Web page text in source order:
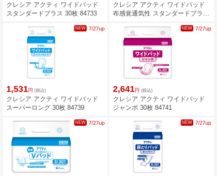
クレシア アクティ ワイドパッド
スタンダードプラス 30枚 84733
クレシア アクティ ワイドパッド
布感覚通気性 スタンダードプラス
NEW 7/27up
1,531円 (税込)
クレシア アクティ ワイドパッド
スーパーロング 30枚 84739
NEW 7/27up
2,641円 (税込)
クレシア アクティ ワイドパッド
ジャンボ 30枚 84741
NEW 7/27up NEW 7/27up